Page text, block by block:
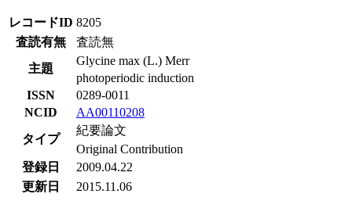
レコードID 8205
査読有無
査読無
主題
Glycine max (L.) Merr
photoperiodic induction
ISSN
0289-0011
NCID
AA00110208
タイプ
紀要論文
Original Contribution
登録日
2009.04.22
更新日
2015.11.06